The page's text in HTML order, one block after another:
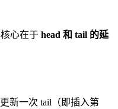
核心在于 head 和 tail 的延
新一次 tail（即插入第